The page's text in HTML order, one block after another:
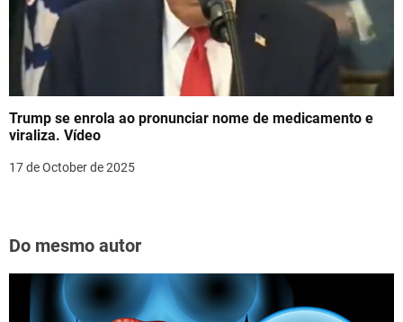
Trump se enrola ao pronunciar nome de medicamento e
viraliza. Vídeo
17 de October de 2025
Do mesmo autor